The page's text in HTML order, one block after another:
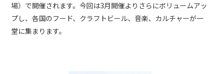
場）で開催されます。今回は3月開催よりさらにボリュームアッ
プし、各国のフード、クラフトビール、音楽、カルチャーが一
堂に集まります。